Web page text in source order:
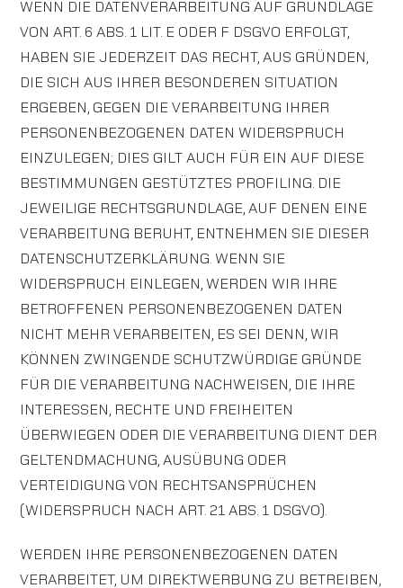
WENN DIE DATENVERARBEITUNG AUF GRUNDLAGE
VON ART. 6 ABS. 1 LIT. E ODER F DSGVO ERFOLGT,
HABEN SIE JEDERZEIT DAS RECHT, AUS GRÜNDEN,
DIE SICH AUS IHRER BESONDEREN SITUATION
ERGEBEN, GEGEN DIE VERARBEITUNG IHRER
PERSONENBEZOGENEN DATEN WIDERSPRUCH
EINZULEGEN; DIES GILT AUCH FÜR EIN AUF DIESE
BESTIMMUNGEN GESTÜTZTES PROFILING. DIE
JEWEILIGE RECHTSGRUNDLAGE, AUF DENEN EINE
VERARBEITUNG BERUHT, ENTNEHMEN SIE DIESER
DATENSCHUTZERKLÄRUNG. WENN SIE
WIDERSPRUCH EINLEGEN, WERDEN WIR IHRE
BETROFFENEN PERSONENBEZOGENEN DATEN
NICHT MEHR VERARBEITEN, ES SEI DENN, WIR
KÖNNEN ZWINGENDE SCHUTZWÜRDIGE GRÜNDE
FÜR DIE VERARBEITUNG NACHWEISEN, DIE IHRE
INTERESSEN, RECHTE UND FREIHEITEN
ÜBERWIEGEN ODER DIE VERARBEITUNG DIENT DER
GELTENDMACHUNG, AUSÜBUNG ODER
VERTEIDIGUNG VON RECHTSANSPRÜCHEN
(WIDERSPRUCH NACH ART. 21 ABS. 1 DSGVO).
WERDEN IHRE PERSONENBEZOGENEN DATEN
VERARBEITET, UM DIREKTWERBUNG ZU BETREIBEN,